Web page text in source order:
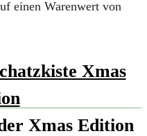
einen Warenwert von
Xmas Edition